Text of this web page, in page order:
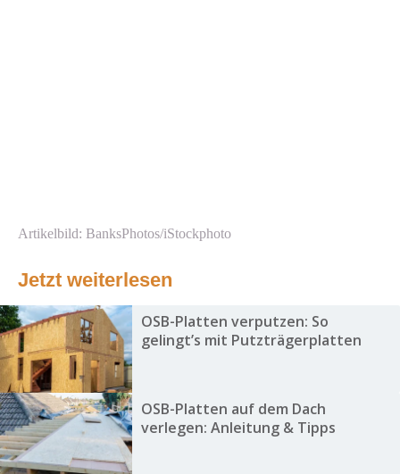
Artikelbild: BanksPhotos/iStockphoto
Jetzt weiterlesen
OSB-Platten verputzen: So
gelingt’s mit Putzträgerplatten
OSB-Platten auf dem Dach
verlegen: Anleitung & Tipps